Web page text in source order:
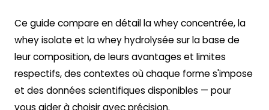
Ce guide compare en détail la whey concentrée, la
whey isolate et la whey hydrolysée sur la base de
leur composition, de leurs avantages et limites
respectifs, des contextes où chaque forme s'impose
et des données scientifiques disponibles — pour
vous aider à choisir avec précision.